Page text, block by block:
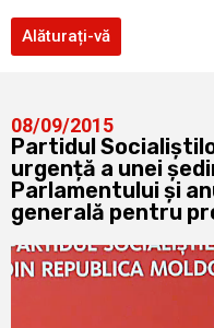
Alăturați-vă
08/09/2015
Partidul
urgență a unei
Parlamentului şi
generală pentru